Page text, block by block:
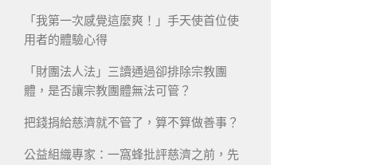
「我第一次感覺這麼爽！」手天使首位使
用者的體驗心得
「財團法人法」三讀通過卻排除宗教團
體，是否讓宗教團體無法可管？
把錢捐給慈濟就不管了，算不算做善事？
公益組織專家：一窩蜂批評慈濟之前，先